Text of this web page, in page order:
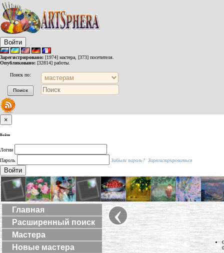
Войти
Зарегистрировано: [1974] мастера, [373] посетителя.
Опубликовано: [32814] работы.
Поиск по:
×
Войти
Логин
Пароль
Забыли пароль? Зарегистрироваться
Войти
Главная
Расширенный поиск
Мастера
Новые мастера
‹